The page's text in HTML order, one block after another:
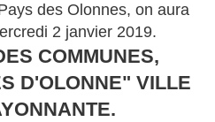
des Olonnes, on aura
2 janvier 2019.
COMMUNES,
D'OLONNE" VILLE